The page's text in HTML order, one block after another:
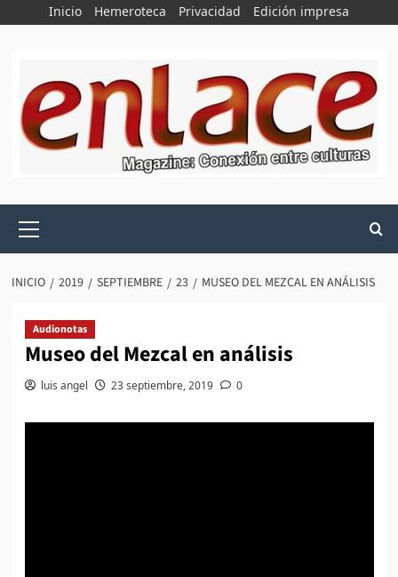
Inicio Hemeroteca Privacidad Edición impresa
principal
INICIO 2019 SEPTIEMBRE 23 MUSEO DEL MEZCAL EN ANÁLISIS
Audionotas
Museo del Mezcal en análisis
luis angel 23 septiembre, 2019 0